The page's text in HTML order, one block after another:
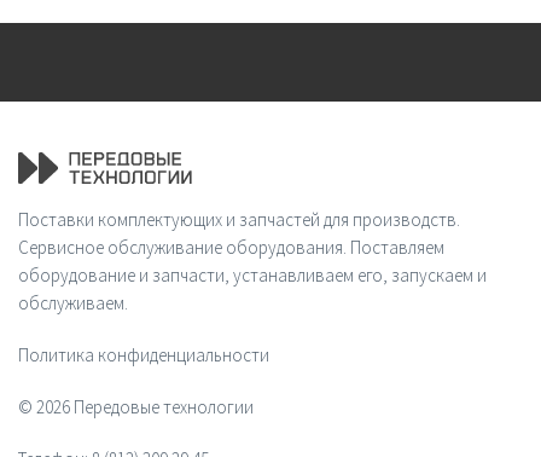
Поставки комплектующих и запчастей для производств.
Сервисное обслуживание оборудования. Поставляем
оборудование и запчасти, устанавливаем его, запускаем и
обслуживаем.
Политика конфиденциальности
© 2026 Передовые технологии